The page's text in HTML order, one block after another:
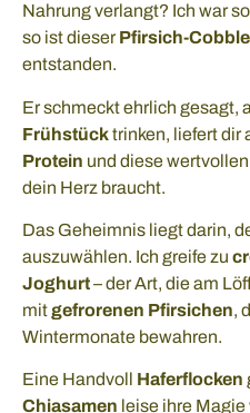
Nahrung verlangt? Ich war
so ist dieserPfirsich-
entstanden.
Er schmeckt ehrlich gesagt,
Frühstücktrinken, liefert dir
Protein und diese wertvollen
dein Herz braucht.
Das Geheimnis liegt darin,
auszuwählen. Ich greife zu
Joghurt– der Art, die am
mitgefrorenen Pfirsichen,
Wintermonate bewahren.
Eine Handvoll Haferflocken
Chiasamen leise ihre Magie